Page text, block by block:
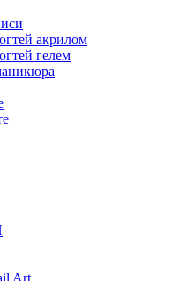
акрилом
гелем
Art